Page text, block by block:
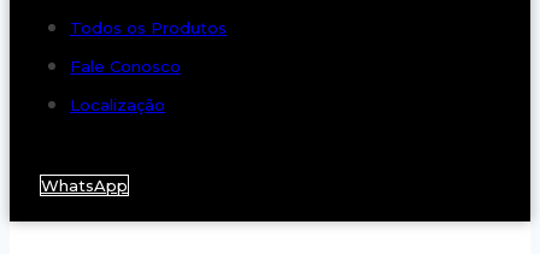
Todos os Produtos
Fale Conosco
Localização
WhatsApp